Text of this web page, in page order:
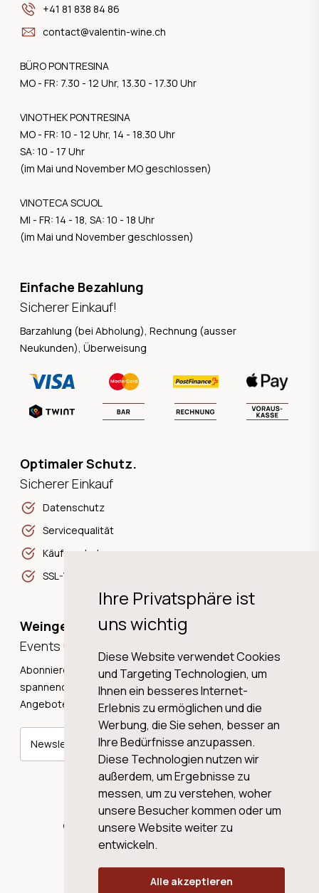
Ihre Privatsphäre ist
uns wichtig
Diese Website verwendet Cookies
und Targeting Technologien, um
Ihnen ein besseres Internet-
Erlebnis zu ermöglichen und die
Werbung, die Sie sehen, besser an
Ihre Bedürfnisse anzupassen.
Diese Technologien nutzen wir
außerdem, um Ergebnisse zu
messen, um zu verstehen, woher
unsere Besucher kommen oder um
unsere Website weiter zu
entwickeln.
Alle akzeptieren
+41 81 838 84 86
contact@valentin-wine.ch
BÜRO PONTRESINA
MO - FR: 7.30 - 12 Uhr, 13.30 - 17.30 Uhr
VINOTHEK PONTRESINA
MO - FR: 10 - 12 Uhr, 14 - 18.30 Uhr
SA: 10 - 17 Uhr
(im Mai und November MO geschlossen)
VINOTECA SCUOL
MI - FR: 14 - 18, SA: 10 - 18 Uhr
(im Mai und November geschlossen)
Einfache Bezahlung
Sicherer Einkauf!
Barzahlung (bei Abholung), Rechnung (ausser
Neukunden), Überweisung
Optimaler Schutz.
Sicherer Einkauf
Datenschutz
Servicequalität
Käuferschutz
SSL-Verschlüsselung
Weingeschichten,
Events und Neuigkeiten!
Abonnieren Sie unseren Newsletter und erhalten Sie
spannende Weingeschichten, Neuigkeiten und tolle
Angebote direkt in Ihre Mailbox.
Newsletter abonnieren
© 2026 WINE AG VALENTIN & VON SALIS